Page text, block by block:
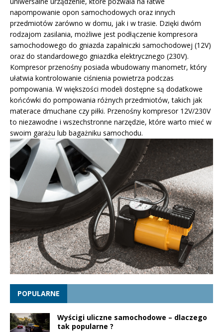
napompowanie opon samochodowych oraz innych
przedmiotów zarówno w domu, jak i w trasie. Dzięki dwóm
rodzajom zasilania, możliwe jest podłączenie kompresora
samochodowego do gniazda zapalniczki samochodowej (12V)
oraz do standardowego gniazdka elektrycznego (230V).
Kompresor przenośny posiada wbudowany manometr, który
ułatwia kontrolowanie ciśnienia powietrza podczas
pompowania. W większości modeli dostępne są dodatkowe
końcówki do pompowania różnych przedmiotów, takich jak
materace dmuchane czy piłki. Przenośny kompresor 12V/230V
to niezawodne i wszechstronne narzędzie, które warto mieć w
swoim garażu lub bagażniku samochodu.
POPULARNE
Wyścigi uliczne samochodowe – dlaczego
tak popularne ?